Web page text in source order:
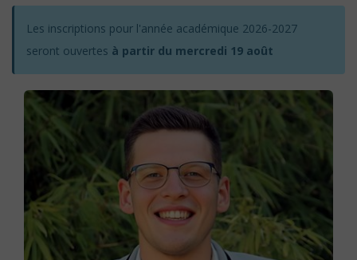
Les inscriptions pour l'année académique 2026-2027
seront ouvertes à partir du mercredi 19 août